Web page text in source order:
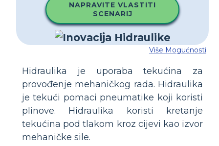
NAPRAVITE VLASTITI
SCENARIJ
Više Mogućnosti
Hidraulika je uporaba tekućina za
provođenje mehaničkog rada. Hidraulika
je tekući pomaci pneumatike koji koristi
plinove. Hidraulika koristi kretanje
tekućina pod tlakom kroz cijevi kao izvor
mehaničke sile.